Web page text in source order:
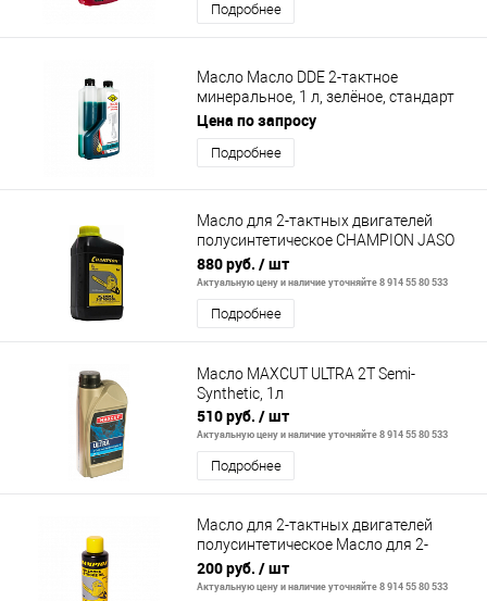
Подробнее
Масло Масло DDE 2-тактное
минеральное, 1 л, зелёное, стандарт
API TB, с дозатором
Цена по запросу
Подробнее
Масло для 2-тактных двигателей
полусинтетическое CHAMPION JASO
FD 1 л, CHAMPION, ТАМОЖЕННЫЙ
СОЮЗ
880 руб. / шт
Актуальную цену и наличие уточняйте 8 914 55 80 533
Подробнее
Масло MAXCUT ULTRA 2T Semi-
Synthetic, 1л
510 руб. / шт
Актуальную цену и наличие уточняйте 8 914 55 80 533
Подробнее
Масло для 2-тактных двигателей
полусинтетическое Масло для 2-
тактных двигат JASO FD 0,1 л,
CHAMPION,
200 руб. / шт
Актуальную цену и наличие уточняйте 8 914 55 80 533